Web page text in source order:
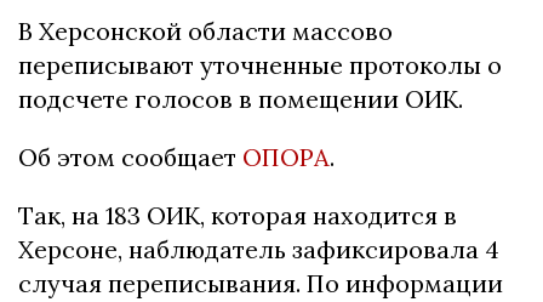
В Херсонской области массово
переписывают уточненные протоколы о
подсчете голосов в помещении ОИК.
Об этом сообщает ОПОРА.
Так, на 183 ОИК, которая находится в
Херсоне, наблюдатель зафиксировала 4
случая переписывания. По информации